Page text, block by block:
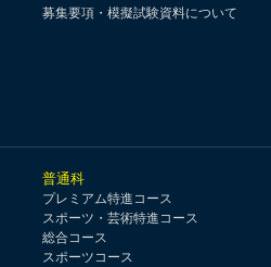
募集要項・模擬試験資料について
普通科
プレミアム特進コース
スポーツ・芸術特進コース
総合コース
スポーツコース